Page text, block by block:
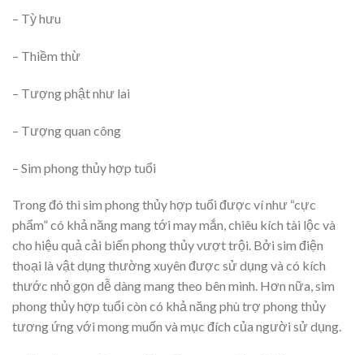
– Tỳ hưu
– Thiềm thừ
– Tượng phật như lai
– Tượng quan công
– Sim phong thủy hợp tuổi
Trong đó thì sim phong thủy hợp tuổi được ví như “cực
phẩm” có khả năng mang tới may mắn, chiêu kích tài lộc và
cho hiệu quả cải biến phong thủy vượt trội. Bởi sim điện
thoại là vật dụng thường xuyên được sử dụng và có kích
thước nhỏ gọn dễ dàng mang theo bên mình. Hơn nữa, sim
phong thủy hợp tuổi còn có khả năng phù trợ phong thủy
tương ứng với mong muốn và mục đích của người sử dụng.